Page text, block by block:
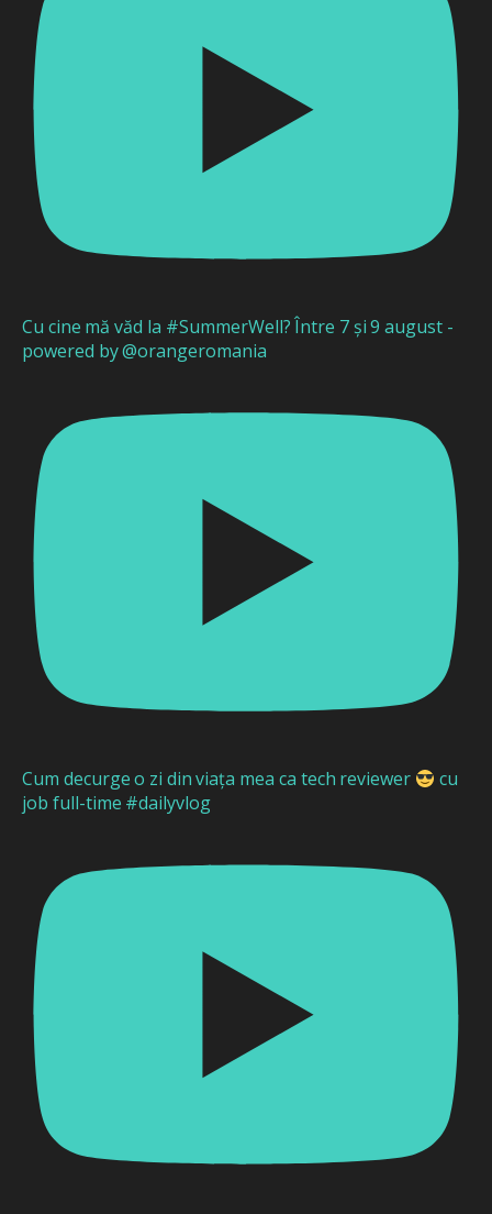
Cu cine mă văd la #SummerWell? Între 7 și 9 august -
powered by @orangeromania
Cum decurge o zi din viața mea ca tech reviewer
cu
job full-time #dailyvlog